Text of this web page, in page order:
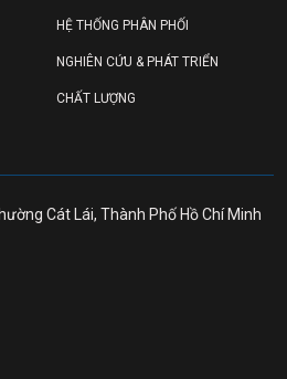
HỆ THỐNG PHÂN PHỐI
NGHIÊN CỨU & PHÁT TRIỂN
CHẤT LƯỢNG
Cát Lái, Thành Phố Hồ Chí Minh